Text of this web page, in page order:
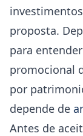
proposta.
para
promocional
por
depende de
Antes de